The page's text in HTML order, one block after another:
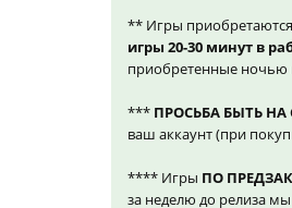
** Игры
игры 20-30 минут в
приобретенные ночью
*** ПРОСЬБА БЫТЬ НА
ваш аккаунт (при
**** Игры ПО
за неделю до релиза